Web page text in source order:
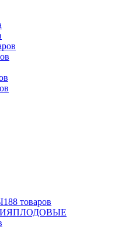
188 товаров
ПЛОДОВЫЕ